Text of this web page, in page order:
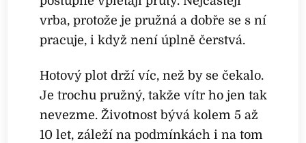
vrba, protože je pružná a dobře se s ní
pracuje, i když není úplně čerstvá.
Hotový plot drží víc, než by se čekalo.
Je trochu pružný, takže vítr ho jen tak
nevezme. Životnost bývá kolem 5 až
10 let, záleží na podmínkách i na tom